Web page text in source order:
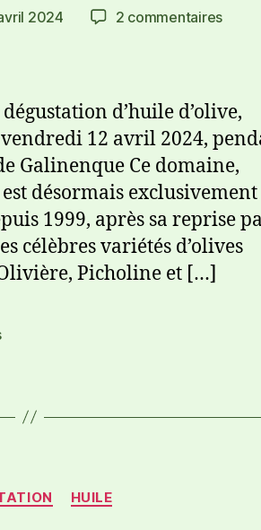
2024 2 commentaires
d’huile d’olive,
vendredi 12 avril 2024,
Galinenque Ce domaine,
désormais exclusivement
1999, après sa reprise
célèbres variétés d’olives
Picholine et […]
HUILE